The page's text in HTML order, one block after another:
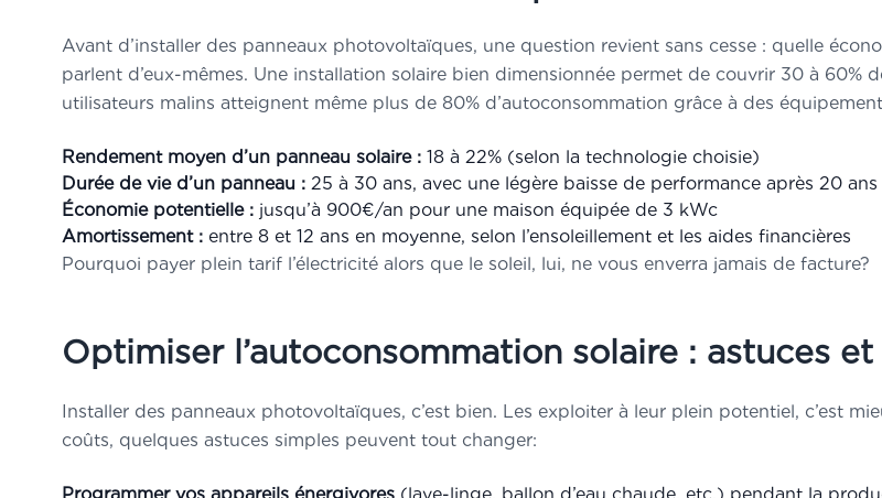
Avant d’installer des panneaux photovoltaïques, une question revient sans cesse : quelle
parlent d’eux-mêmes. Une installation solaire bien dimensionnée permet de couvrir 30 à 60%
utilisateurs malins atteignent même plus de 80% d’autoconsommation grâce à des
Rendement moyen d’un panneau solaire : 18 à 22% (selon la technologie choisie)
Durée de vie d’un panneau : 25 à 30 ans, avec une légère baisse de performance après 20 ans
Économie potentielle : jusqu’à 900€/an pour une maison équipée de 3 kWc
Amortissement : entre 8 et 12 ans en moyenne, selon l’ensoleillement et les aides financières
Pourquoi payer plein tarif l’électricité alors que le soleil, lui, ne vous enverra jamais de facture?
Optimiser l’autoconsommation solaire : astuces
Installer des panneaux photovoltaïques, c’est bien. Les exploiter à leur plein potentiel, c’est
coûts, quelques astuces simples peuvent tout changer: